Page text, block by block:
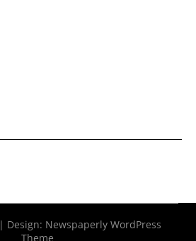
| Design: Newspaperly WordPress
Theme